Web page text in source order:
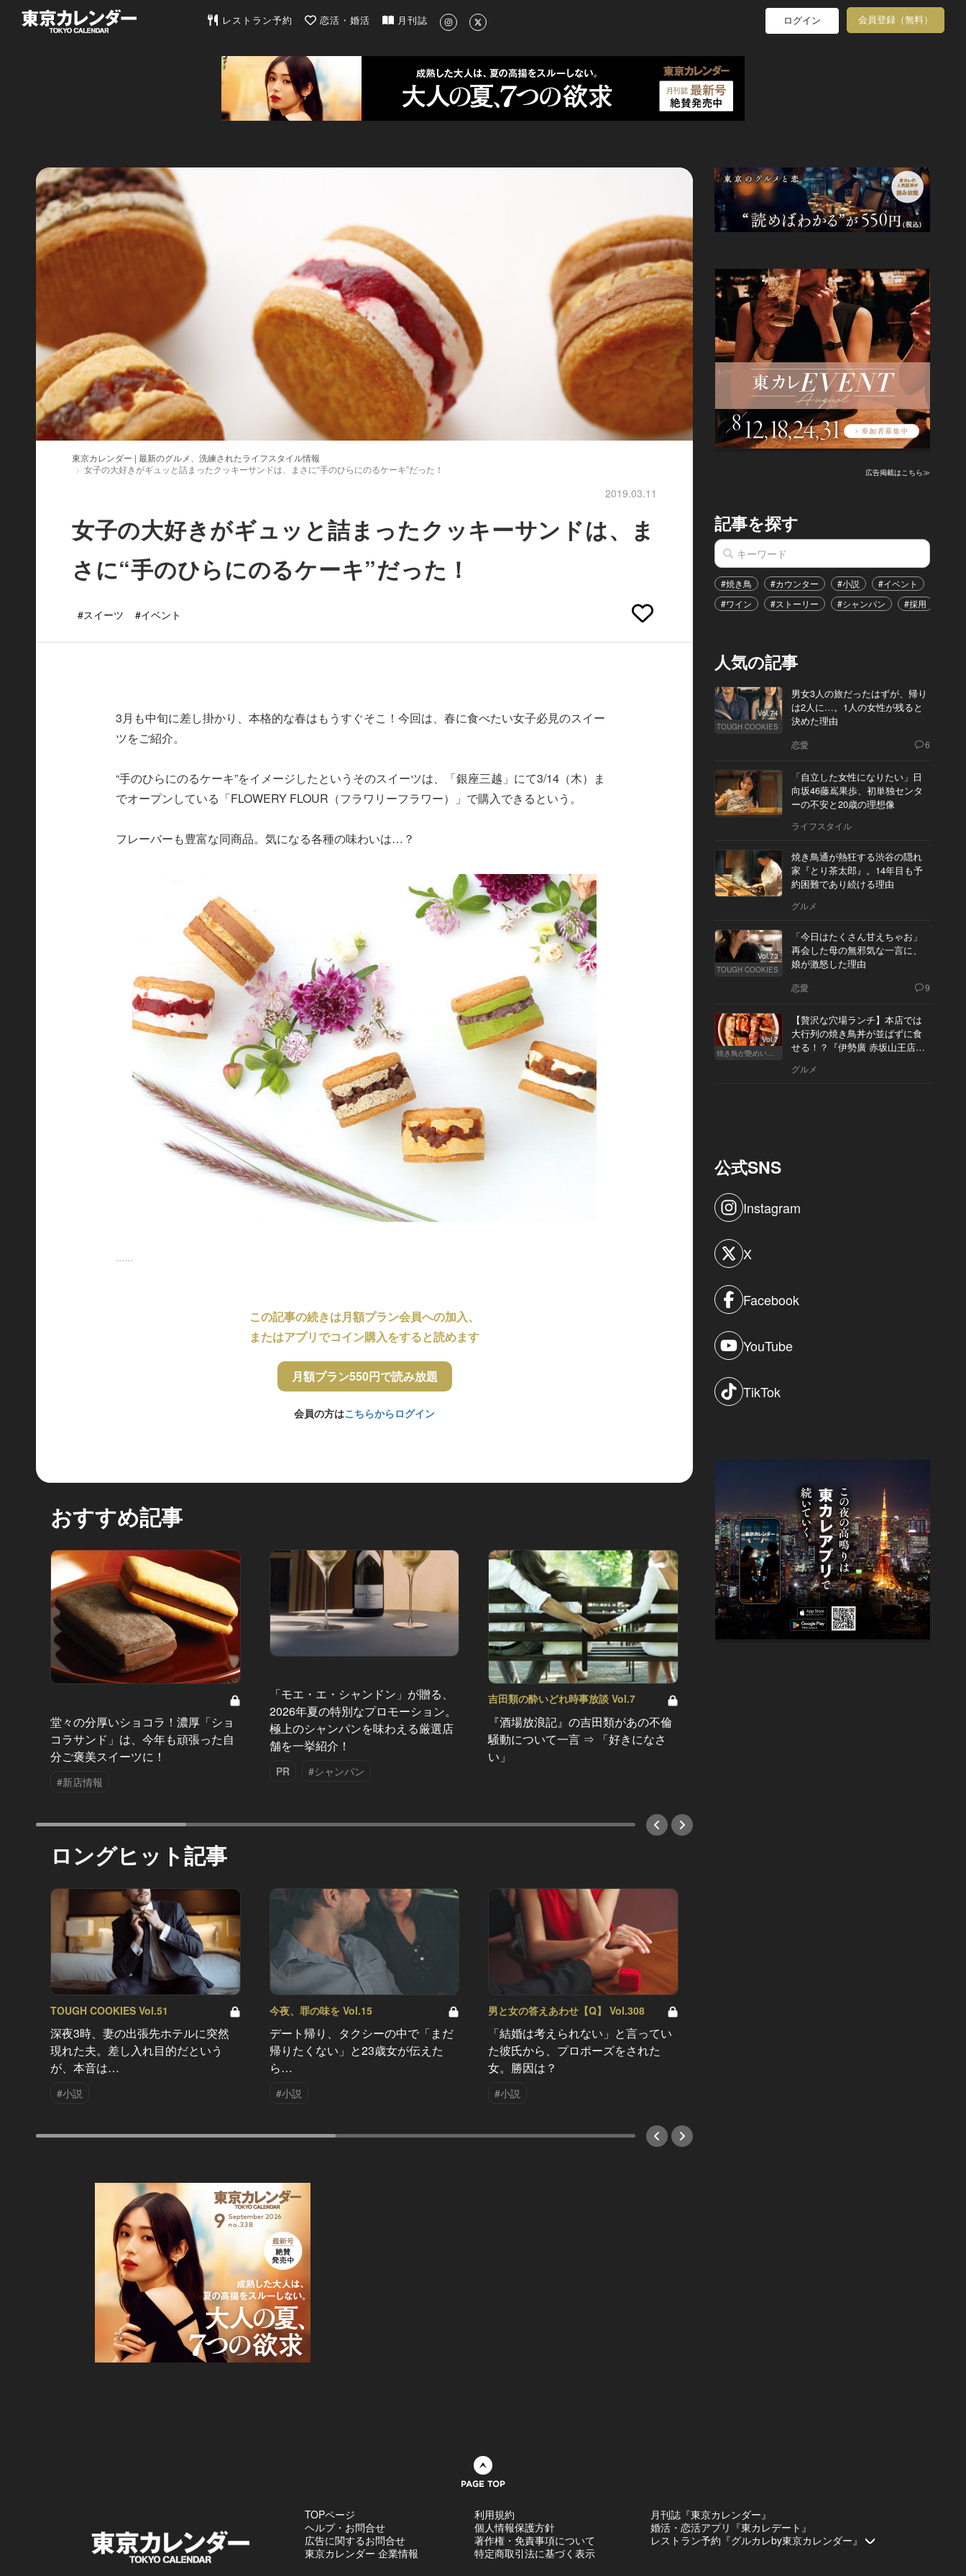
東京カレンダー | 最新のグルメ、洗練されたライフスタイル情報
レストラン予約 恋活・婚活 月刊誌 ログイン 会員登録（無料）
東京カレンダー | 最新のグルメ、洗練されたライフスタイル情報
女子の大好きがギュッと詰まったクッキーサンドは、まさに“手のひらにのるケーキ”だった！
2019.03.11
女子の大好きがギュッと詰まったクッキーサンドは、ま
さに“手のひらにのるケーキ”だった！
#スイーツ #イベント
3月も中旬に差し掛かり、本格的な春はもうすぐそこ！今回は、春に食べたい女子必見のスイー
ツをご紹介。
“手のひらにのるケーキ”をイメージしたというそのスイーツは、「銀座三越」にて3/14（木）ま
でオープンしている「FLOWERY FLOUR（フラワリーフラワー）」で購入できるという。
フレーバーも豊富な同商品。気になる各種の味わいは…？
......
この記事の続きは月額プラン会員への加入、
またはアプリでコイン購入をすると読めます
月額プラン550円で読み放題
会員の方はこちらからログイン
おすすめ記事
堂々の分厚いショコラ！濃厚「ショ
コラサンド」は、今年も頑張った自
分ご褒美スイーツに！
#新店情報
「モエ・エ・シャンドン」が贈る、
2026年夏の特別なプロモーション。
極上のシャンパンを味わえる厳選店
舗を一挙紹介！
PR #シャンパン
吉田類の酔いどれ時事放談 Vol.7
『酒場放浪記』の吉田類があの不倫
騒動について一言 ⇒ 「好きになさ
い」
ロングヒット記事
TOUGH COOKIES Vol.51
深夜3時、妻の出張先ホテルに突然
現れた夫。差し入れ目的だという
が、本音は…
#小説
今夜、罪の味を Vol.15
デート帰り、タクシーの中で「まだ
帰りたくない」と23歳女が伝えた
ら…
#小説
男と女の答えあわせ【Q】 Vol.308
「結婚は考えられない」と言ってい
た彼氏から、プロポーズをされた
女。勝因は？
#小説
広告掲載はこちら≫
記事を探す
#焼き鳥 #カウンター #小説 #イベント
#ワイン
#ストーリー #シャンパン #採用
人気の記事
Vol.74
TOUGH COOKIES
男女3人の旅だったはずが、帰り
は2人に…。1人の女性が残ると
決めた理由
恋愛 6
「自立した女性になりたい」日
向坂46藤嶌果歩、初単独センタ
ーの不安と20歳の理想像
ライフスタイル
焼き鳥通が熱狂する渋谷の隠れ
家『とり茶太郎』。14年目も予
約困難であり続ける理由
グルメ
Vol.73
TOUGH COOKIES
「今日はたくさん甘えちゃお」
再会した母の無邪気な一言に、
娘が激怒した理由
恋愛 9
Vol.7
焼き鳥が艶めいてきた
【贅沢な穴場ランチ】本店では
大行列の焼き鳥丼が並ばずに食
せる！？『伊勢廣 赤坂山王店』
グルメ
公式SNS
Instagram
X
Facebook
YouTube
TikTok
TOPページ
ヘルプ・お問合せ
広告に関するお問合せ
東京カレンダー 企業情報
利用規約
個人情報保護方針
著作権・免責事項について
特定商取引法に基づく表示
月刊誌『東京カレンダー』
婚活・恋活アプリ『東カレデート』
レストラン予約『グルカレby東京カレンダー』